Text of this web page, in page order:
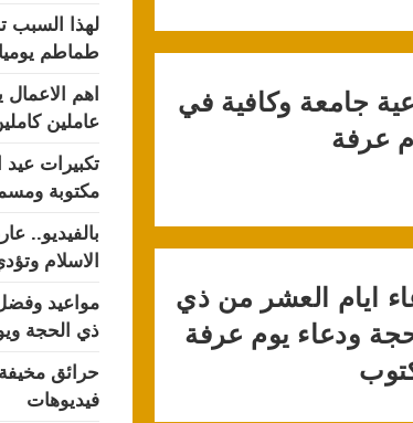
جامعة وكافية في
عرفة
ايام العشر من ذي
ودعاء يوم عرفة
لهذا السبب
طماطم يوميا
اهم
عاملين
تكبيرات عيد
مكتوبة
بالفيديو..
الاسلام
مواعيد
ذي الحجة
حرائق
فيديوهات